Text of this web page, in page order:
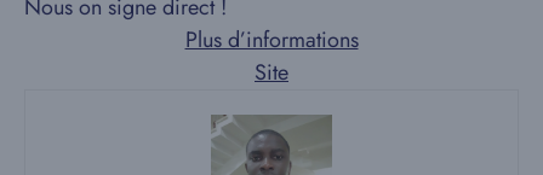
Nous on signe direct !
Plus d’informations
Site